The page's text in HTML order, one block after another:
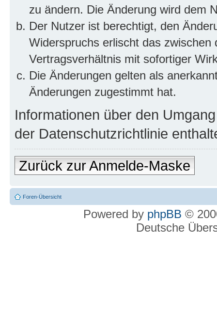
zu ändern. Die Änderung wird dem
Der Nutzer ist berechtigt, den
Widerspruchs erlischt das
Vertragsverhältnis mit sofortiger
Die Änderungen gelten als
Änderungen zugestimmt hat.
Informationen über den
der Datenschutzrichtlinie
Zurück zur Anmelde-Maske
Foren-Übersicht
Powered by phpBB ©
Deutsche